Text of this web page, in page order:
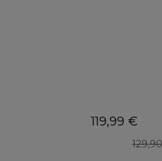
119,99 €